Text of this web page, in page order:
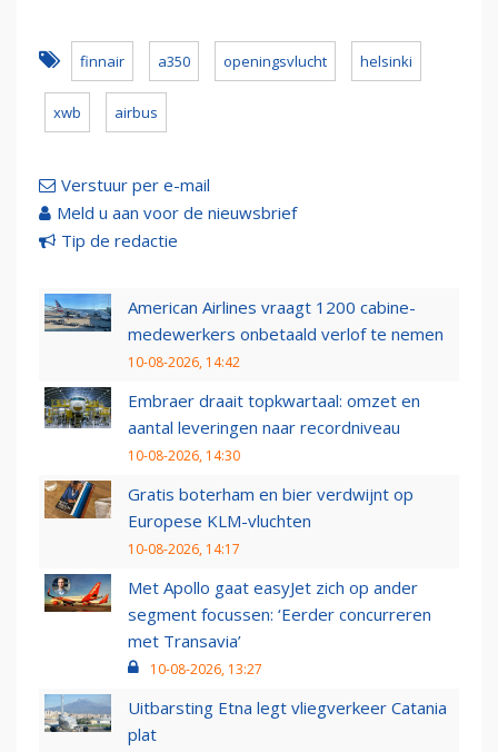
finnair a350 openingsvlucht helsinki
xwb airbus
Verstuur per e-mail
Meld u aan voor de nieuwsbrief
Tip de redactie
American Airlines vraagt 1200 cabine-
medewerkers onbetaald verlof te nemen
10-08-2026, 14:42
Embraer draait topkwartaal: omzet en
aantal leveringen naar recordniveau
10-08-2026, 14:30
Gratis boterham en bier verdwijnt op
Europese KLM-vluchten
10-08-2026, 14:17
Met Apollo gaat easyJet zich op ander
segment focussen: ‘Eerder concurreren
met Transavia’
10-08-2026, 13:27
Uitbarsting Etna legt vliegverkeer Catania
plat